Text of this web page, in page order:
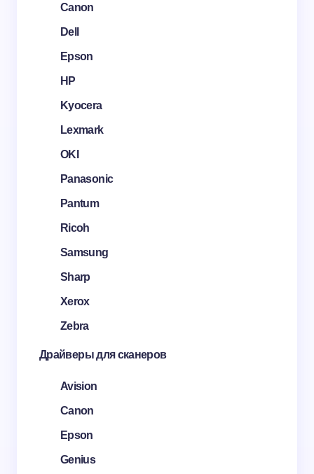
Canon
Dell
Epson
HP
Kyocera
Lexmark
OKI
Panasonic
Pantum
Ricoh
Samsung
Sharp
Xerox
Zebra
Драйверы для сканеров
Avision
Canon
Epson
Genius